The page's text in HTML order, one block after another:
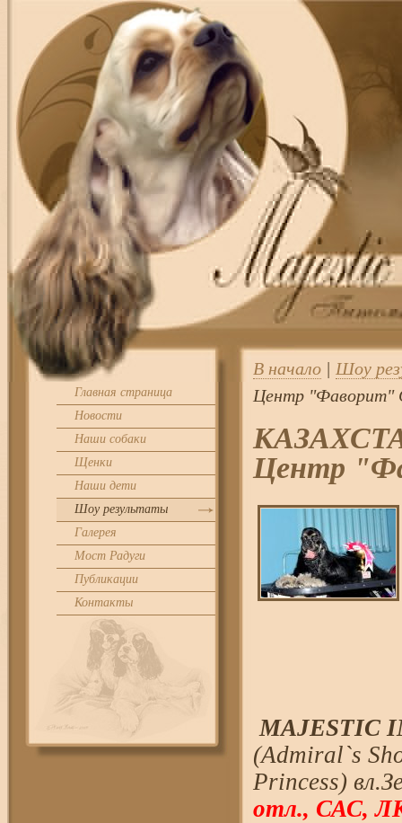
Главная страница
Новости
Наши собаки
Щенки
Наши дети
Шоу результаты
Галерея
Мост Радуги
Публикации
Контакты
В начало
Шоу
Центр
Центр
MAJESTIC
(Admiral`s
Princess)
отл., САС,